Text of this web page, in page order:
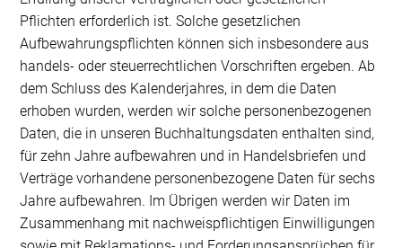
Pflichten erforderlich ist. Solche gesetzlichen
Aufbewahrungspflichten können sich insbesondere aus
handels- oder steuerrechtlichen Vorschriften ergeben. Ab
dem Schluss des Kalenderjahres, in dem die Daten
erhoben wurden, werden wir solche personenbezogenen
Daten, die in unseren Buchhaltungsdaten enthalten sind,
für zehn Jahre aufbewahren und in Handelsbriefen und
Verträge vorhandene personenbezogene Daten für sechs
Jahre aufbewahren. Im Übrigen werden wir Daten im
Zusammenhang mit nachweispflichtigen Einwilligungen